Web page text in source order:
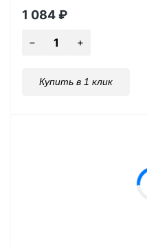
1 084₽
Купить в 1 клик